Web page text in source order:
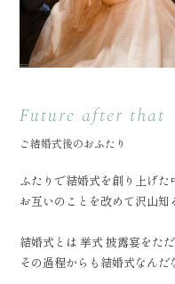
Future after that
ご結婚式後のおふたり
ふたりで結婚式を創り上げた
お互いのことを改めて沢山知
結婚式とは 挙式 披露宴をた
その過程からも結婚式なんだ